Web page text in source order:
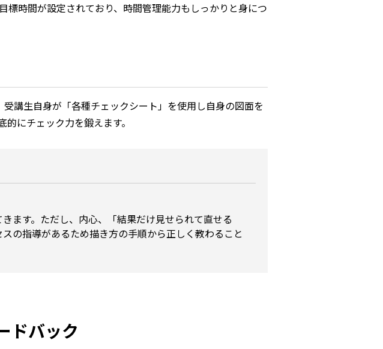
時間が設定されており、時間管理能力もしっかりと身につ
講生自身が「各種チェックシート」を使用し自身の図面を
にチェック力を鍛えます。
ます。ただし、内心、「結果だけ見せられて直せる
の指導があるため描き方の手順から正しく教わること
ドバック